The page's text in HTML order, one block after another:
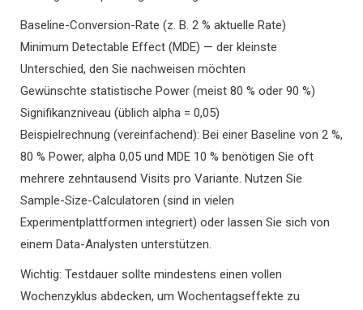
Baseline-Conversion-Rate (z. B. 2 % aktuelle Rate)
Minimum Detectable Effect (MDE) — der kleinste
Unterschied, den Sie nachweisen möchten
Gewünschte statistische Power (meist 80 % oder 90 %)
Signifikanzniveau (üblich alpha = 0,05)
Beispielrechnung (vereinfachend): Bei einer Baseline von 2 %,
80 % Power, alpha 0,05 und MDE 10 % benötigen Sie oft
mehrere zehntausend Visits pro Variante. Nutzen Sie
Sample-Size-Calculatoren (sind in vielen
Experimentplattformen integriert) oder lassen Sie sich von
einem Data-Analysten unterstützen.
Wichtig: Testdauer sollte mindestens einen vollen
Wochenzyklus abdecken, um Wochentagseffekte zu